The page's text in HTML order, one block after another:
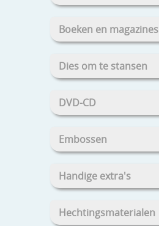
Boeken en magazines
Dies om te stansen
DVD-CD
Embossen
Handige extra's
Hechtingsmaterialen